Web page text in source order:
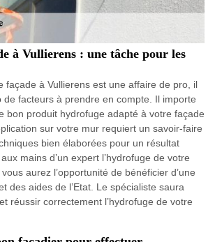
à Vullierens : une tâche pour les
façade à Vullierens est une affaire de pro, il
de facteurs à prendre en compte. Il importe
bon produit hydrofuge adapté à votre façade
sur votre mur requiert un savoir-faire
bien élaborées pour un résultat
mains d’un expert l’hydrofuge de votre
aurez l’opportunité de bénéficier d’une
des aides de l’Etat. Le spécialiste saura
réussir correctement l’hydrofuge de votre